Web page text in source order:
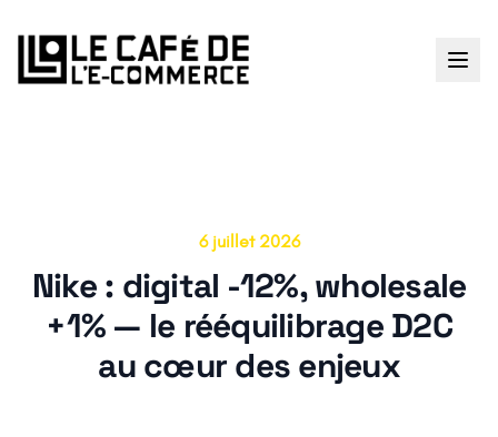
6 juillet 2026
Nike : digital -12%, wholesale
+1% — le rééquilibrage D2C
au cœur des enjeux